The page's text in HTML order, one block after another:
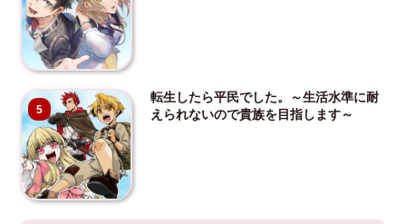
5
転生したら平民でした。～生活水準に耐
えられないので貴族を目指します～